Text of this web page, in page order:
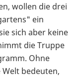
wollen die drei
ein
sich aber keine
die Truppe
Ohne
bedeuten,